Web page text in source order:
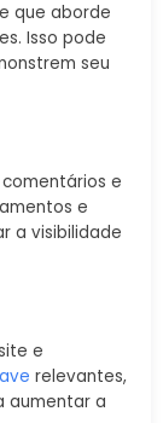
que aborde
Isso pode
seu
e
e
a visibilidade
e
relevantes,
aumentar a